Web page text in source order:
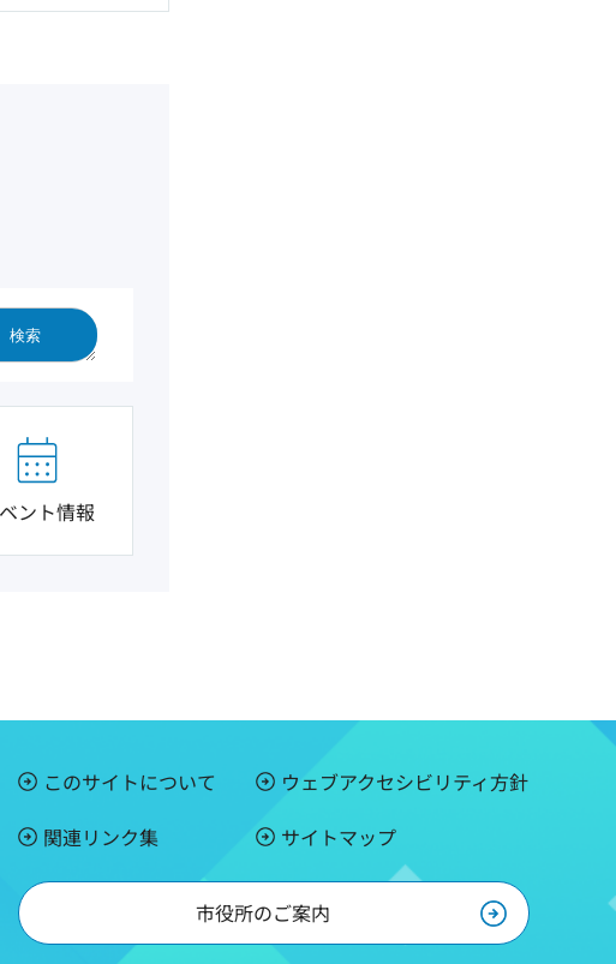
検索
ント情報
このサイトについて
ウェブアクセシビリティ方針
関連リンク集
サイトマップ
市役所のご案内